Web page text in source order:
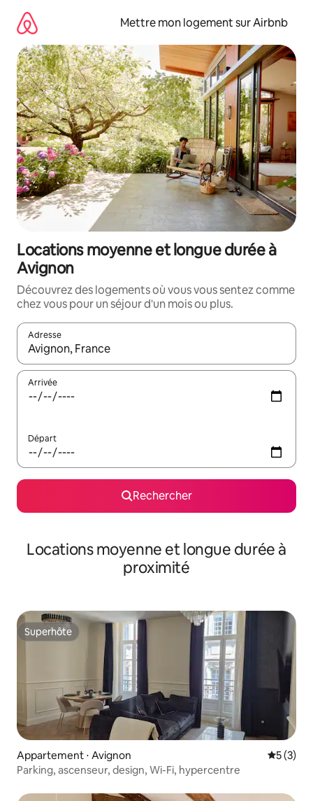
directement
contenu
Mettre mon logement sur Airbnb
Locations moyenne et longue durée à
Avignon
Découvrez des logements où vous vous sentez comme
chez vous pour un séjour d'un mois ou plus.
Adresse
Lorsque les résultats s'affichent, utilisez les flèches vers le
Arrivée
Départ
Rechercher
Locations moyenne et longue durée à
proximité
Superhôte
Superhôte
Appartement ⋅ Avignon
5 (3)
Parking, ascenseur, design, Wi-Fi, hypercentre